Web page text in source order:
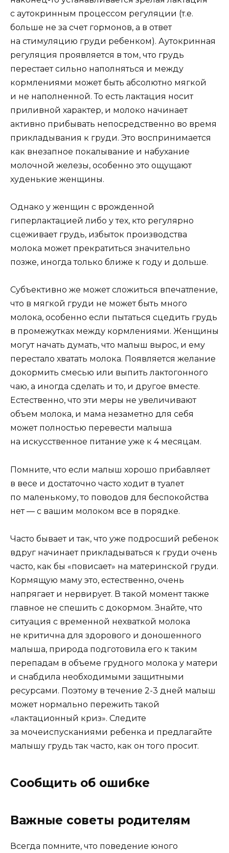
с аутокринным процессом регуляции (т.е.
больше не за счет гормонов, а в ответ
на стимуляцию груди ребенком). Аутокринная
регуляция проявляется в том, что грудь
перестает сильно наполняться и между
кормлениями может быть абсолютно мягкой
и не наполненной. То есть лактация носит
приливной характер, и молоко начинает
активно прибывать непосредственно во время
прикладывания к груди. Это воспринимается
как внезапное покалывание и набухание
молочной железы, особенно это ощущают
худенькие женщины.
Однако у женщин с врожденной
гиперлактацией либо у тех, кто регулярно
сцеживает грудь, избыток производства
молока может прекратиться значительно
позже, иногда только ближе к году и дольше.
Субъективно же может сложиться впечатление,
что в мягкой груди не может быть много
молока, особенно если пытаться сцедить грудь
в промежутках между кормлениями. Женщины
могут начать думать, что малыш вырос, и ему
перестало хватать молока. Появляется желание
докормить смесью или выпить лактогонного
чаю, а иногда сделать и то, и другое вместе.
Естественно, что эти меры не увеличивают
объем молока, и мама незаметно для себя
может полностью перевести малыша
на искусственное питание уже к 4 месяцам.
Помните, что если малыш хорошо прибавляет
в весе и достаточно часто ходит в туалет
по маленькому, то поводов для беспокойства
нет — с вашим молоком все в порядке.
Часто бывает и так, что уже подросший ребенок
вдруг начинает прикладываться к груди очень
часто, как бы «повисает» на материнской груди.
Кормящую маму это, естественно, очень
напрягает и нервирует. В такой момент также
главное не спешить с докормом. Знайте, что
ситуация с временной нехваткой молока
не критична для здорового и доношенного
малыша, природа подготовила его к таким
перепадам в объеме грудного молока у матери
и снабдила необходимыми защитными
ресурсами. Поэтому в течение 2-3 дней малыш
может нормально пережить такой
«лактационный криз». Следите
за мочеиспусканиями ребенка и предлагайте
малышу грудь так часто, как он того просит.
Сообщить об ошибке
Важные советы родителям
Всегда помните, что поведение юного